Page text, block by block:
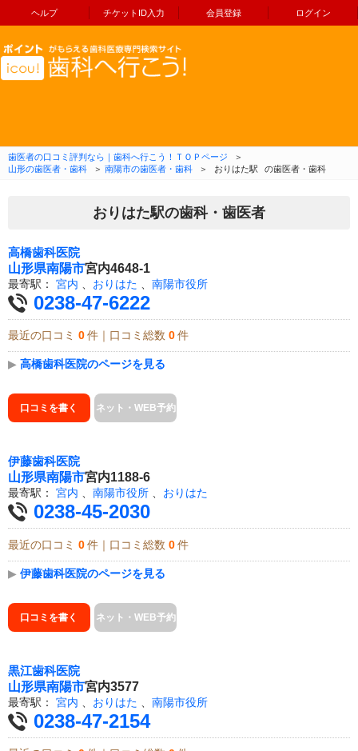
ヘルプ チケットID入力 会員登録 ログイン
コンテンツへ移動
歯医者の口コミ評判なら｜歯科へ行こう！ＴＯＰページ
＞
山形の歯医者・歯科
＞ 南陽市の歯医者・歯科 ＞ おりはた駅 の歯医者・歯科
おりはた駅の歯科・歯医者
高橋歯科医院
山形県南陽市宮内4648-1
最寄駅： 宮内 おりはた 南陽市役所
0238-47-6222
最近の口コミ 0 件｜口コミ総数 0 件
▶ 高橋歯科医院のページを見る
口コミを書く ネット・WEB予約
伊藤歯科医院
山形県南陽市宮内1188-6
最寄駅： 宮内 、 南陽市役所 、 おりはた
0238-45-2030
最近の口コミ 0 件｜口コミ総数 0 件
▶ 伊藤歯科医院のページを見る
口コミを書く ネット・WEB予約
黒江歯科医院
山形県南陽市宮内3577
最寄駅： 宮内 おりはた 南陽市役所
0238-47-2154